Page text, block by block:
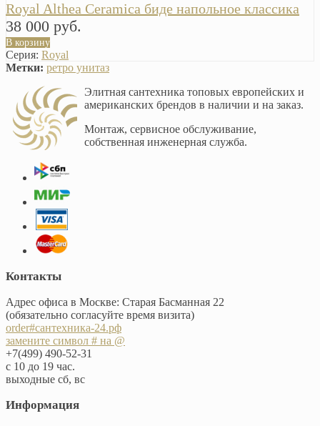
Royal Althea Ceramica биде напольное классика
38 000 руб.
В корзину
Серия: Royal
Метки: ретро унитаз
Элитная сантехника топовых европейских и
американских брендов в наличии и на заказ.
Монтаж, сервисное обслуживание,
собственная инженерная служба.
Контакты
Адрес офиса в Москве: Старая Басманная 22
(обязательно согласуйте время визита)
order#сантехника-24.рф
замените символ # на @
+7(499) 490-52-31
с 10 до 19 час.
выходные сб, вс
Информация